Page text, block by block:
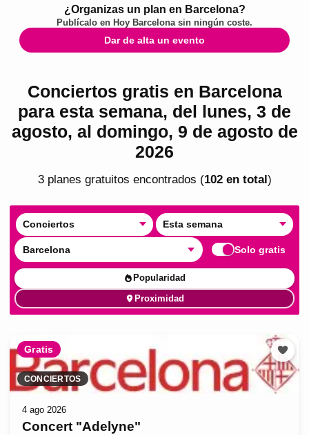
¿Organizas un plan en Barcelona?
Publícalo en Hoy Barcelonasin ningún coste.
Dar de alta un evento
Conciertos gratis en Barcelona
para esta semana, del lunes, 3 de
agosto, al domingo, 9 de agosto de
2026
3planes gratuitos encontrados (102en total )
Conciertos Esta semana
Barcelona Solo gratis
Popularidad
Proximidad
Gratis
CONCIERTOS
4 ago 2026
Concert "Adelyne"